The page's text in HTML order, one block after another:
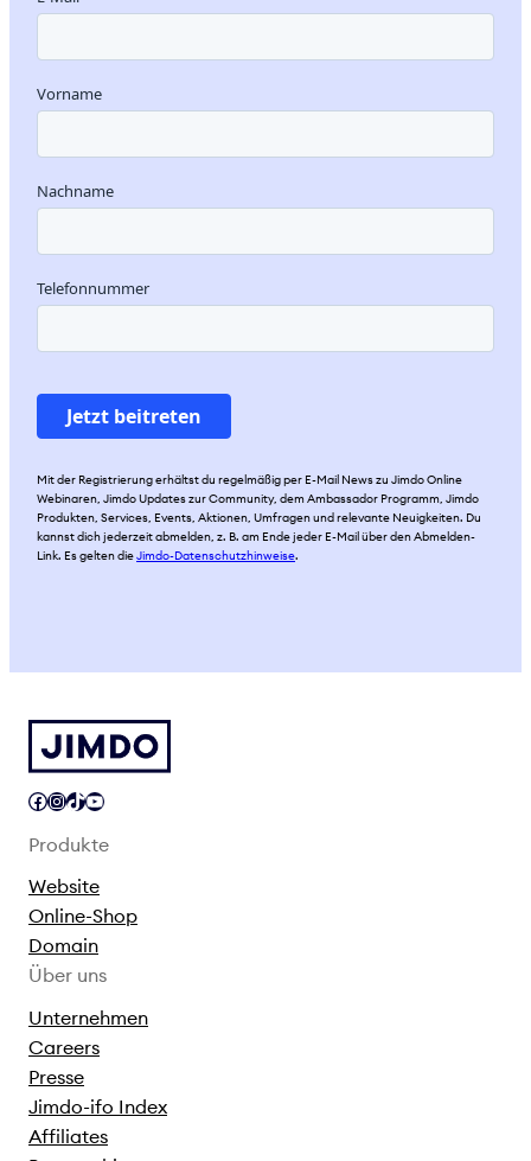
Mit der Registrierung erhältst du regelmäßig per E-Mail News zu Jimdo Online
Webinaren, Jimdo Updates zur Community, dem Ambassador Programm, Jimdo
Produkten, Services, Events, Aktionen, Umfragen und relevante Neuigkeiten. Du
kannst dich jederzeit abmelden, z. B. am Ende jeder E-Mail über den Abmelden-
Link. Es gelten dieJimdo-Datenschutzhinweise.
Facebook InstagramTikTok YouTube
Produkte
Website
Online-Shop
Domain
Über uns
Unternehmen
Careers
Presse
Jimdo-ifo Index
Affiliates